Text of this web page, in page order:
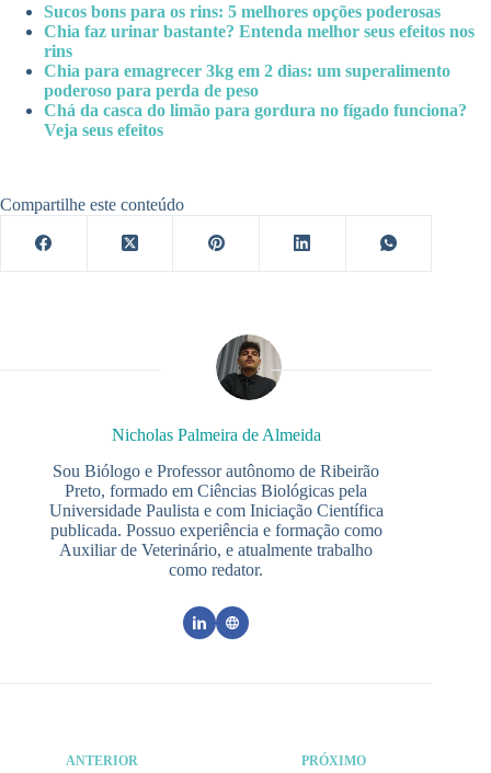
Sucos bons para os rins: 5 melhores opções poderosas
Chia faz urinar bastante? Entenda melhor seus efeitos nos
rins
Chia para emagrecer 3kg em 2 dias: um superalimento
poderoso para perda de peso
Chá da casca do limão para gordura no fígado funciona?
Veja seus efeitos
Compartilhe este conteúdo
Nicholas Palmeira de Almeida
Sou Biólogo e Professor autônomo de Ribeirão
Preto, formado em Ciências Biológicas pela
Universidade Paulista e com Iniciação Científica
publicada. Possuo experiência e formação como
Auxiliar de Veterinário, e atualmente trabalho
como redator.
ANTERIOR PRÓXIMO